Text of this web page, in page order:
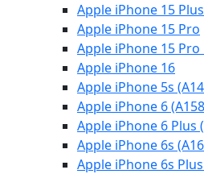
Apple iPhone 15 Plus
Apple iPhone 15 Pro
Apple iPhone 15 Pro
Apple iPhone 16
Apple iPhone 5s
Apple iPhone 6
Apple iPhone 6 Plus
Apple iPhone 6s
Apple iPhone 6s